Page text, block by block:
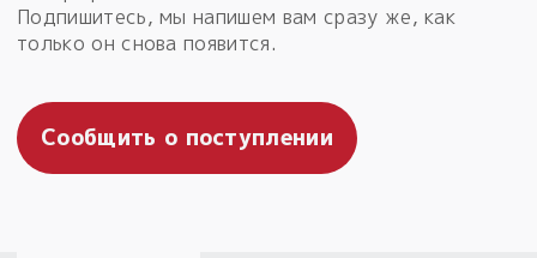
Пыльный сундучок
Товары со скидкой
Подпишитесь, мы напишем вам сразу же, как
только он снова появится.
Сообщить о поступлении